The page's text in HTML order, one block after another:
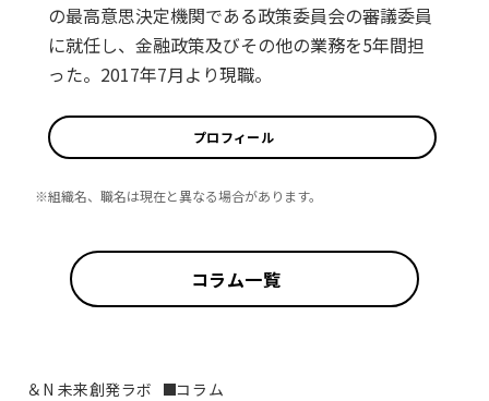
の最高意思決定機関である政策委員会の審議委員
に就任し、金融政策及びその他の業務を5年間担
った。2017年7月より現職。
プロフィール
※組織名、職名は現在と異なる場合があります。
コラム一覧
＆N 未来創発ラボ
コラム